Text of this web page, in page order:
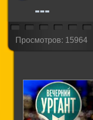
Просмотров: 15964